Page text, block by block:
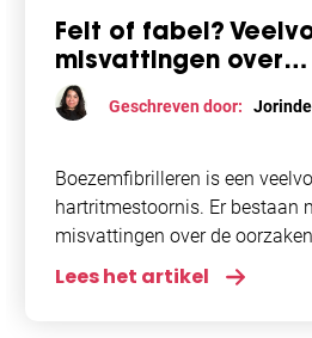
Feit of fabel?
misvattingen over
boezemfibrilleren
Geschreven door:
Boezemfibrilleren is een
hartritmestoornis. Er bestaan
misvattingen over de
behandelingen. In dit artikel
veelvoorkomende
Lees het artikel